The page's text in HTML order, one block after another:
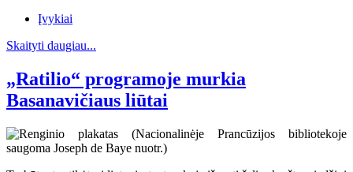
Įvykiai
Skaityti daugiau...
„Ratilio“ programoje murkia
Basanavičiaus liūtai